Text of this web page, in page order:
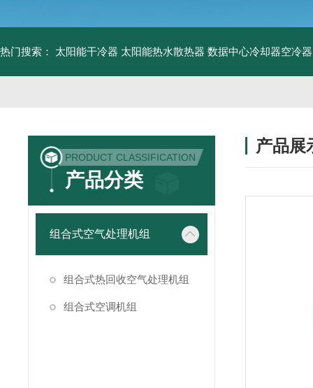
热门搜索： 太阳能干冷器 太阳能热水散热器 数据中心冷却器空冷器
PRODUCT CLASSIFICATION
产品分类
组合式空气处理机组
组合式热回收空气处理机组
组合式空调机组
产品展